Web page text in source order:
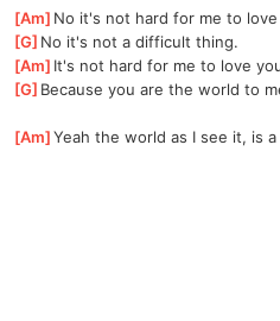
[Am ]No it's not hard for me to
[G ]No it's not a difficult thing.
[Am ]It's not hard for me to love
[G ]Because you are the world to
[Am ]
Yeah the world as I see it, is a